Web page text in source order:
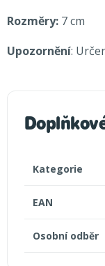
Rozměry: 7 cm
Upozornění:
Kategorie
EAN
Osobní odběr